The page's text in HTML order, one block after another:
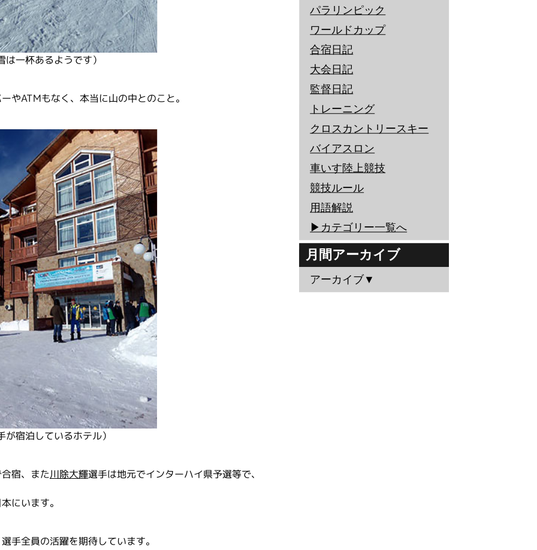
は一杯あるようです）
やATMもなく、本当に山の中とのこと。
が宿泊しているホテル）
宿、また川除大輝選手は地元でインターハイ県予選等で、
にいます。
手全員の活躍を期待しています。
パラリンピック
ワールドカップ
合宿日記
大会日記
監督日記
トレーニング
クロスカントリースキー
バイアスロン
車いす陸上競技
競技ルール
用語解説
▶︎カテゴリー一覧へ
月間アーカイブ
アーカイブ▼